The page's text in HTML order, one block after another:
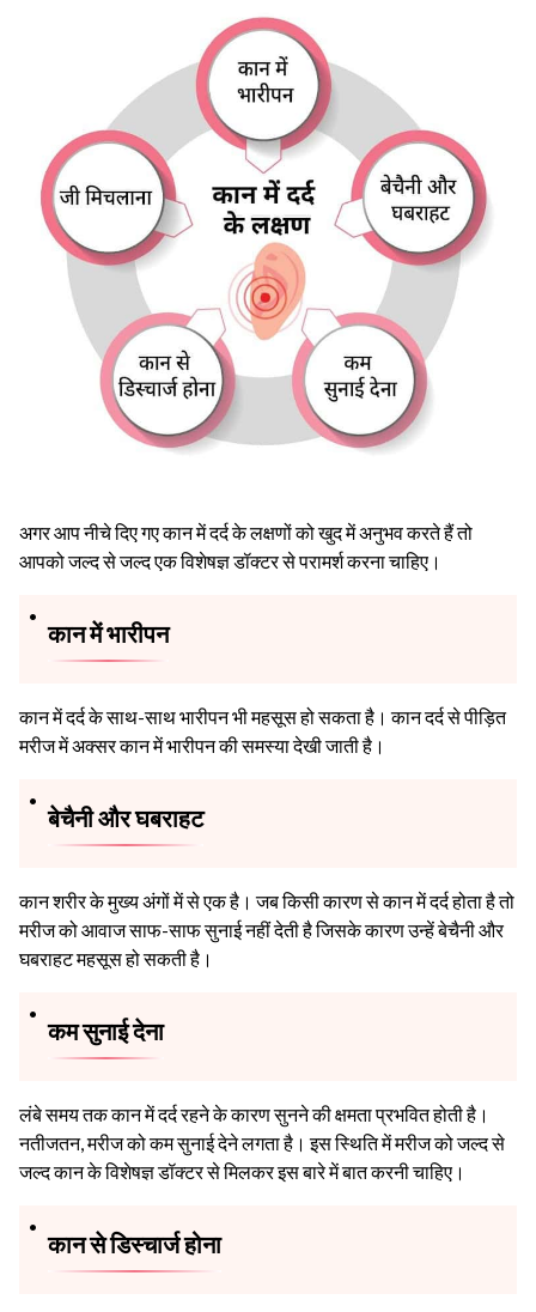
अगर आप नीचे दिए गए कान में दर्द के लक्षणों को खुद में अनुभव करते हैं तो
आपको जल्द से जल्द एक विशेषज्ञ डॉक्टर से परामर्श करना चाहिए।
कान में भारीपन
कान में दर्द के साथ-साथ भारीपन भी महसूस हो सकता है। कान दर्द से पीड़ित
मरीज में अक्सर कान में भारीपन की समस्या देखी जाती है।
बेचैनी और घबराहट
कान शरीर के मुख्य अंगों में से एक है। जब किसी कारण से कान में दर्द होता है तो
मरीज को आवाज साफ-साफ सुनाई नहीं देती है जिसके कारण उन्हें बेचैनी और
घबराहट महसूस हो सकती है।
कम सुनाई देना
लंबे समय तक कान में दर्द रहने के कारण सुनने की क्षमता प्रभवित होती है।
नतीजतन, मरीज को कम सुनाई देने लगता है। इस स्थिति में मरीज को जल्द से
जल्द कान के विशेषज्ञ डॉक्टर से मिलकर इस बारे में बात करनी चाहिए।
कान से डिस्चार्ज होना